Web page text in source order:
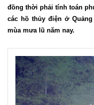
đồng thời phải tính toán
các hồ thủy điện ở
mùa mưa lũ năm nay.